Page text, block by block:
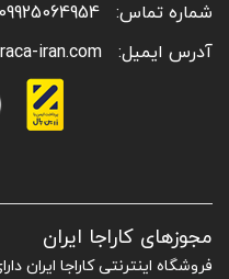
شماره تماس:
09925064954 - 02128423949
آدرس ایمیل:
iran.com
مجوزهای کاراجا ایران
فروشگاه اینترنتی کاراجا ایران